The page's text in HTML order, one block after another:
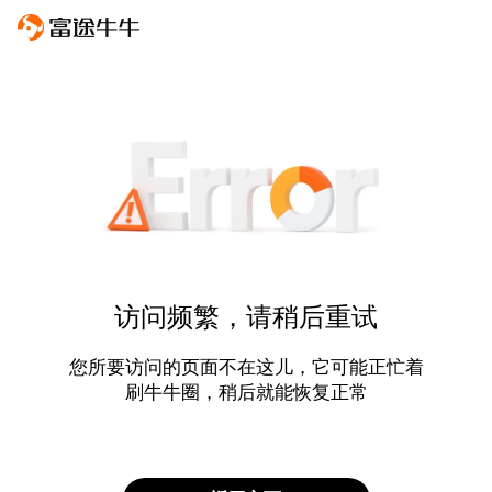
访问频繁，请稍后重试
您所要访问的页面不在这儿，它可能正忙着
刷牛牛圈，稍后就能恢复正常